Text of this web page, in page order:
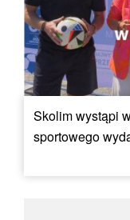
Skolim wystąpi
sportowego